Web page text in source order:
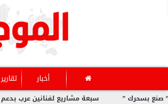
أخبار
سبعة مشاريع لفنانين عرب بدعم من ”